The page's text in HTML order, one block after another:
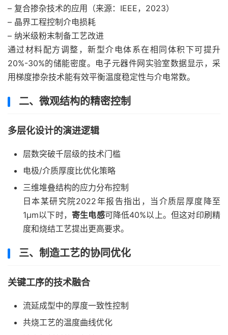
– 复合掺杂技术的应用（来源：IEEE，2023）
– 晶界工程控制介电损耗
– 纳米级粉末制备工艺改进
通过材料配方调整，新型介电体系在相同体积下可提升
20%-30%的储能密度。电子元器件网实验室数据显示，采
用梯度掺杂技术能有效平衡温度稳定性与介电常数。
二、微观结构的精密控制
多层化设计的演进逻辑
层数突破千层级的技术门槛
电极/介质厚度比优化策略
三维堆叠结构的应力分布控制
日本某研究院2022年报告指出，当介质层厚度降至
1μm以下时， 寄生电感可降低40%以上。但这对印刷精
度和烧结工艺提出更高要求。
三、制造工艺的协同优化
关键工序的技术融合
流延成型中的厚度一致性控制
共烧工艺的温度曲线优化